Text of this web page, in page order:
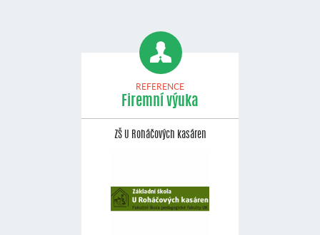
REFERENCE
Firemní výuka
ZŠ U Roháčových kasáren